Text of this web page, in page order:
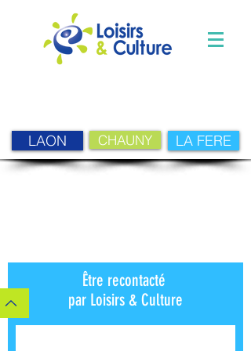
LAON CHAUNY LA FERE
Être recontacté
par Loisirs & Culture